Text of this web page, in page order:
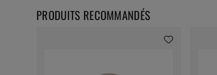
PRODUITS RECOMMANDÉS